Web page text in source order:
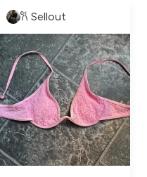
𐙚 Sellout